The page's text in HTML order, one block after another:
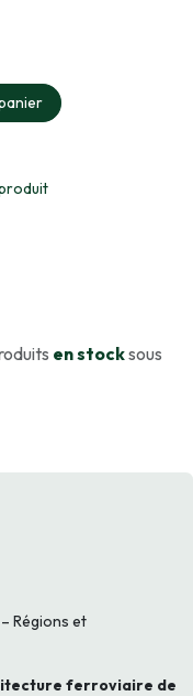
en stocksous
Régions et
ferroviaire de